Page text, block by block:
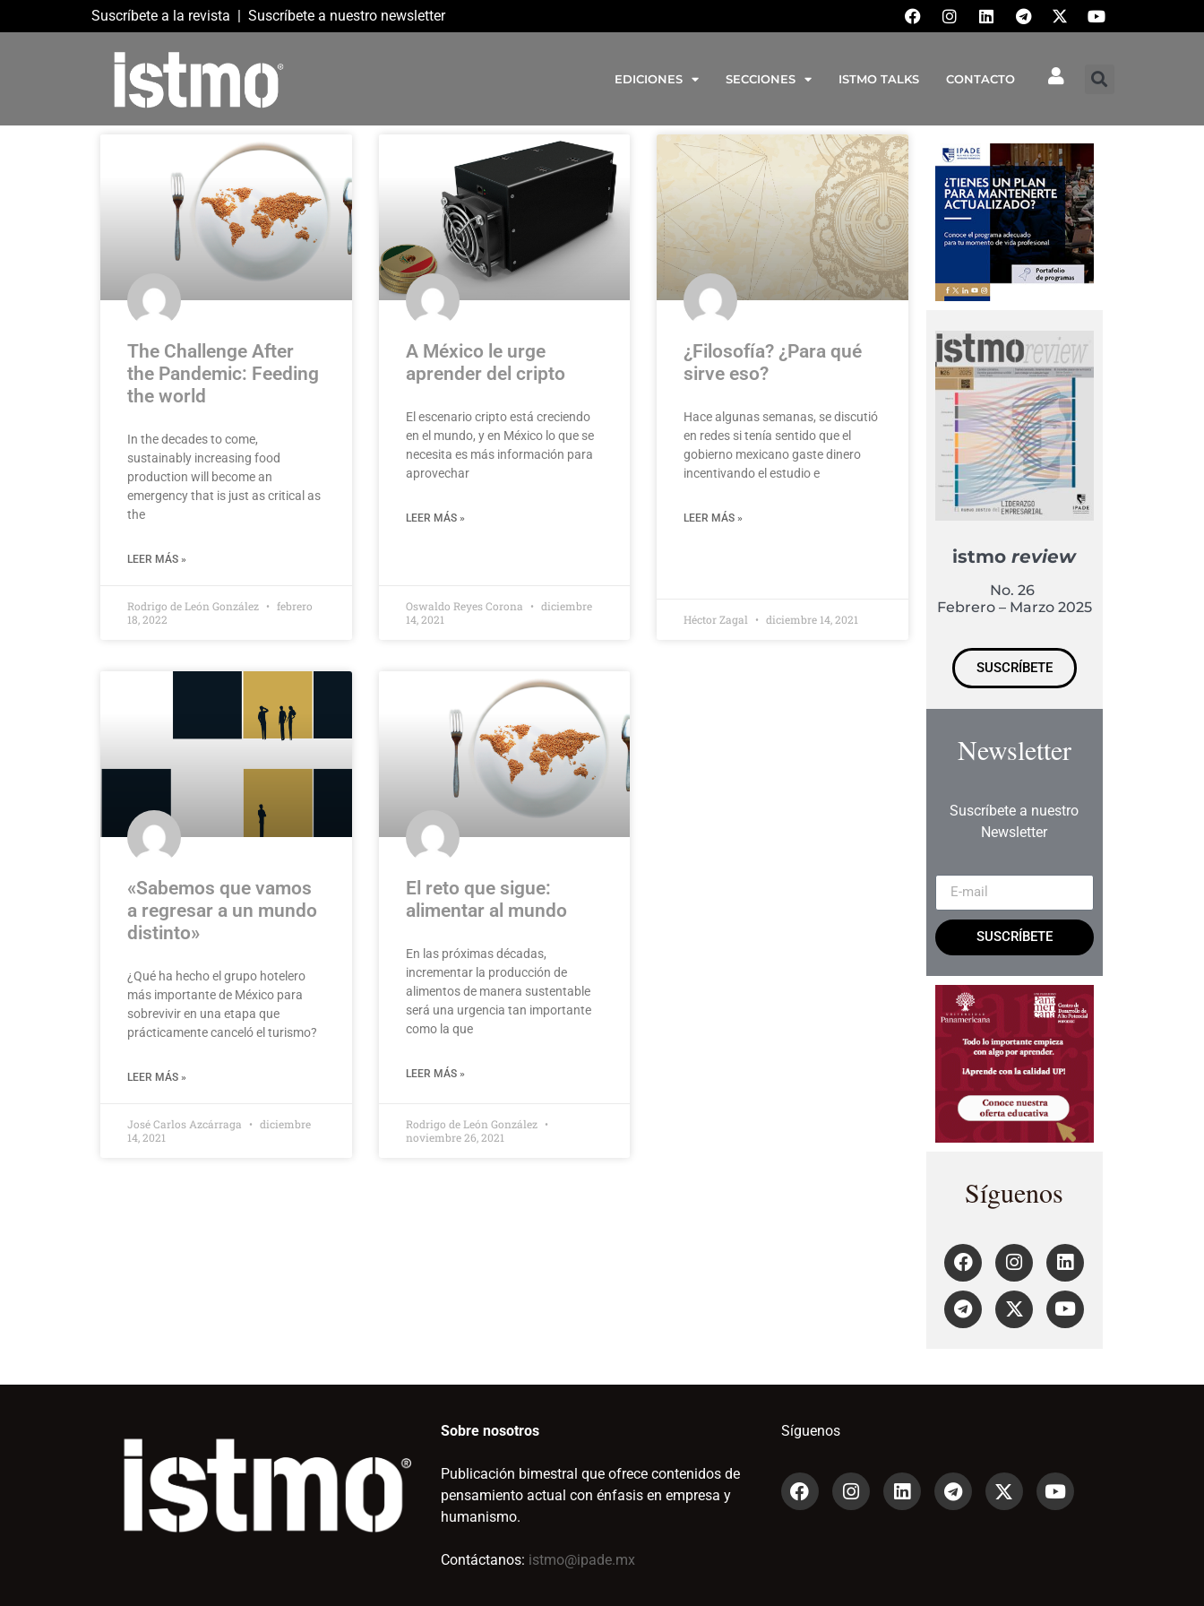
Suscríbete a la revista | Suscríbete a nuestro newsletter
EDICIONES SECCIONES ISTMO TALKS CONTACTO
The Challenge After
the Pandemic: Feeding
the world
In the decades to come,
sustainably increasing food
production will become an
emergency that is just as critical as
the
LEER MÁS »
Rodrigo de León González
febrero
18, 2022
A México le urge
aprender del cripto
El escenario cripto está creciendo
en el mundo, y en México lo que se
necesita es más información para
aprovechar
LEER MÁS »
Oswaldo Reyes Corona
diciembre
14, 2021
¿Filosofía? ¿Para qué
sirve eso?
Hace algunas semanas, se discutió
en redes si tenía sentido que el
gobierno mexicano gaste dinero
incentivando el estudio e
LEER MÁS »
Héctor Zagal diciembre 14, 2021
«Sabemos que vamos
a regresar a un mundo
distinto»
¿Qué ha hecho el grupo hotelero
más importante de México para
sobrevivir en una etapa que
prácticamente canceló el turismo?
LEER MÁS »
José Carlos Azcárraga
diciembre
14, 2021
El reto que sigue:
alimentar al mundo
En las próximas décadas,
incrementar la producción de
alimentos de manera sustentable
será una urgencia tan importante
como la que
LEER MÁS »
Rodrigo de León González
noviembre 26, 2021
istmoreview
No. 26
Febrero – Marzo 2025
SUSCRÍBETE
Newsletter
Suscríbete a nuestro
Newsletter
SUSCRÍBETE
Síguenos
Sobre nosotros
Publicación bimestral que ofrece contenidos de
pensamiento actual con énfasis en empresa y
humanismo.
Contáctanos: istmo@ipade.mx
Síguenos